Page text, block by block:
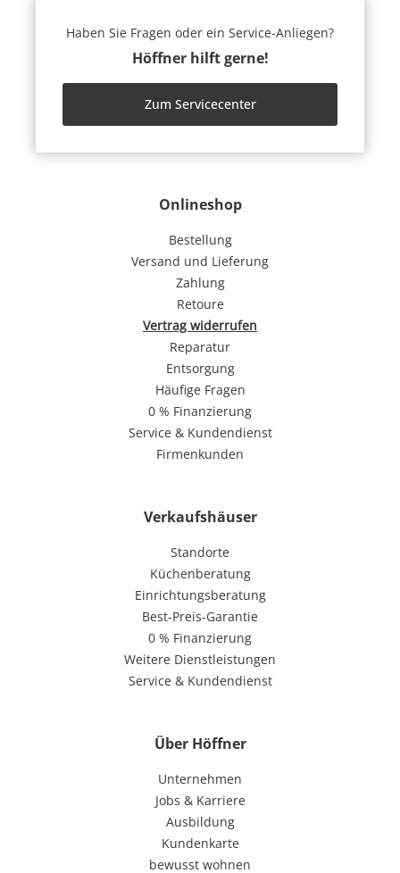
Onlineshop
Bestellung
Versand und Lieferung
Zahlung
Retoure
Vertrag widerrufen
Reparatur
Entsorgung
Häufige Fragen
0 % Finanzierung
Service & Kundendienst
Firmenkunden
Verkaufshäuser
Standorte
Küchenberatung
Einrichtungsberatung
Best-Preis-Garantie
0 % Finanzierung
Weitere Dienstleistungen
Service & Kundendienst
Über Höffner
Unternehmen
Jobs & Karriere
Ausbildung
Kundenkarte
bewusst wohnen
Haben Sie Fragen oder ein Service-Anliegen?
Höffner hilft gerne!
Zum Servicecenter